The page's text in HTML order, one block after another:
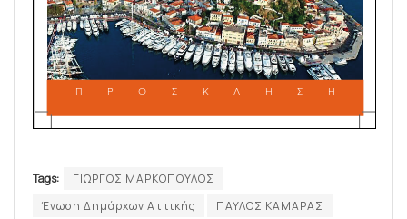
Tags:
ΓΙΩΡΓΟΣ ΜΑΡΚΟΠΟΥΛΟΣ
Ένωση Δημάρχων Αττικής
ΠΑΥΛΟΣ ΚΑΜΑΡΑΣ